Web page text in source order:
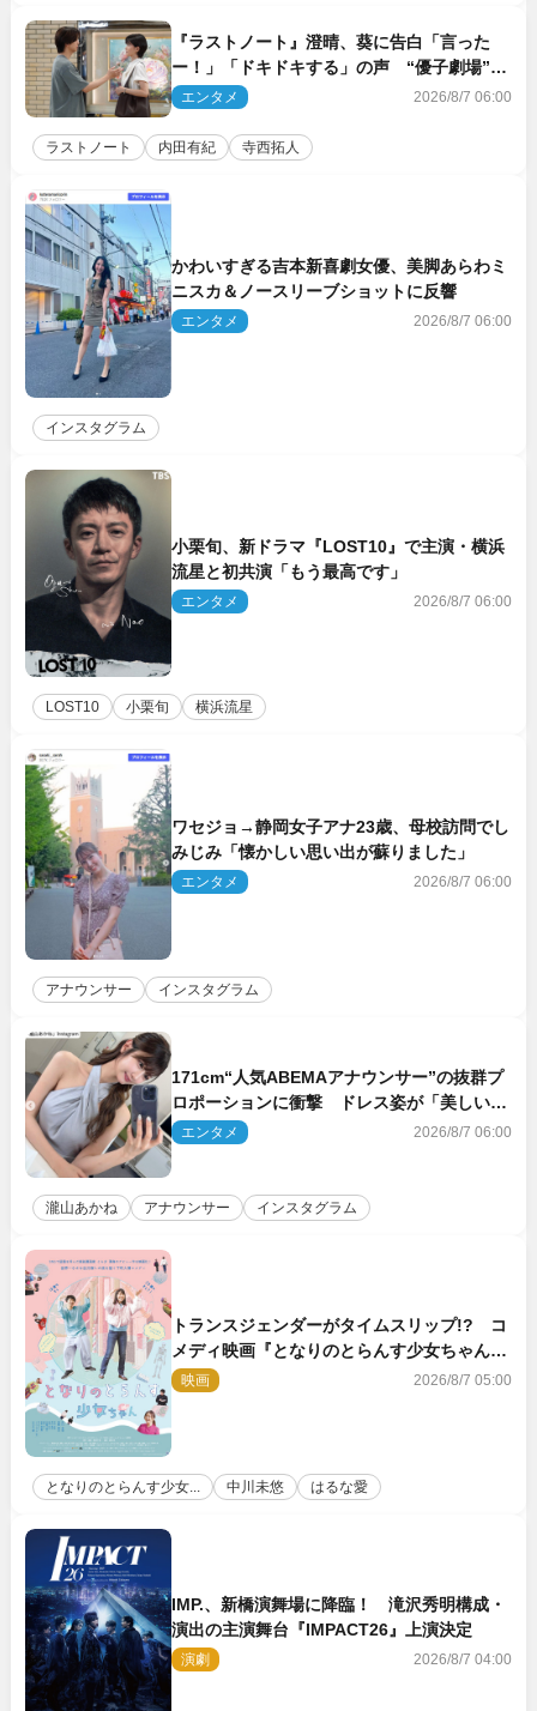
『ラストノート』澄晴、葵に告白「言った
ー！」「ドキドキする」の声 “優子劇場”も
話題
エンタメ 2026/8/7 06:00
ラストノート 内田有紀 寺西拓人
かわいすぎる吉本新喜劇女優、美脚あらわミ
ニスカ＆ノースリーブショットに反響
エンタメ 2026/8/7 06:00
インスタグラム
小栗旬、新ドラマ『LOST10』で主演・横浜
流星と初共演「もう最高です」
エンタメ 2026/8/7 06:00
LOST10 小栗旬 横浜流星
ワセジョ→静岡女子アナ23歳、母校訪問でし
みじみ「懐かしい思い出が蘇りました」
エンタメ 2026/8/7 06:00
アナウンサー インスタグラム
171cm“人気ABEMAアナウンサー”の抜群プ
ロポーションに衝撃 ドレス姿が「美しい」
「品がありすぎる」
エンタメ 2026/8/7 06:00
瀧山あかね アナウンサー インスタグラム
トランスジェンダーがタイムスリップ!? コ
メディ映画『となりのとらんす少女ちゃん』
11.7公開決定
映画 2026/8/7 05:00
となりのとらんす少女... 中川未悠 はるな愛
IMP.、新橋演舞場に降臨！ 滝沢秀明構成・
演出の主演舞台『IMPACT26』上演決定
演劇 2026/8/7 04:00